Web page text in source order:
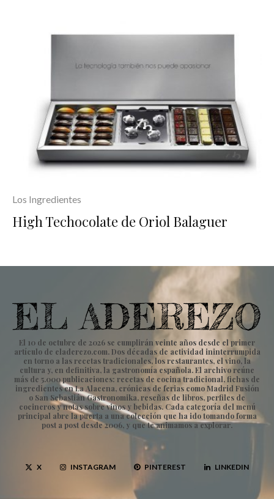
Los Ingredientes
High Techocolate de Oriol Balaguer
El 10 de octubre de 2026 se cumplirán veinte años desde el primer
artículo de eladerezo.com. Dos décadas de actividad ininterrumpida
en torno a las recetas tradicionales, los restaurantes, el vino, la
cultura y, en definitiva, la gastronomía española. El archivo reúne
más de 5.000 publicaciones: recetas de cocina tradicional, fichas de
ingredientes en La Alacena, crónicas de ferias como Madrid Fusión
o San Sebastián Gastronomika, reseñas de libros, perfiles de
cocineros y notas sobre vinos y bebidas. Cada categoría del menú
principal abre la puerta a una colección que ha ido tomando forma
post a post desde 2006, y que te animamos a explorar.
X INSTAGRAM PINTEREST LINKEDIN